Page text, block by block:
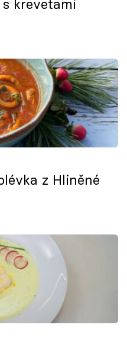
krevetami
z Hliněné